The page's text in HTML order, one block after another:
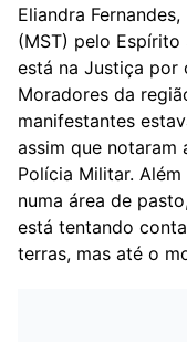
Eliandra
(MST) pelo Espírito
está na Justiça por
Moradores da
manifestantes
assim que notaram
Polícia Militar.
numa área de
está tentando
terras, mas até o